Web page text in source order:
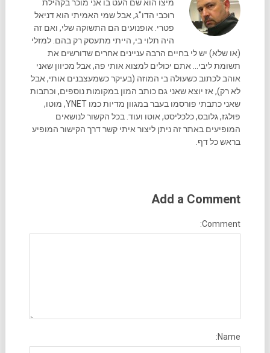
מיצו הוא שם העט בו אני מוכר בקהילת
רוכבי הדו"ג, אבל שמי האמיתי הוא דניאל
פטרי. אופנועים הם התשוקה שלי, ואם זה
היה תלוי בי, הייתי מתעסק רק בהם. למזלי
(או שלא) יש לי בחיים הרבה עניינים אחרים שדורשים את
תשומת ליבי... אתם יכולים למצוא אותי פה, אבל מכיוון שאני
אוהב לכתוב כשעולה בי המוזה (בעיקר כשמעצבנים אותי, אבל
לא רק), אז יוצא שאני גם כותב המון במקומות נוספים, וכתבות
שאני כתבתי פורסמו בעבר במגוון מדיות כמו YNET, מוטו,
פולגז, גלובס, כלכליסט, אוטו ועוד. בכל הקשור לנושאים
המופיעים באתר זה ניתן ליצור איתי קשר דרך הקישור המופיע
בראש כל דף.
Add a Comment
Comment:
Name: